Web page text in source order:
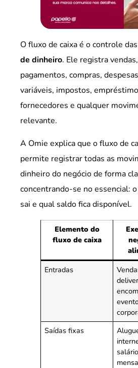
O fluxo de caixa é o controle das
de dinheiro. Ele registra
pagamentos, compras,
variáveis, impostos,
fornecedores e qualquer
relevante.
A Omie explica que o fluxo de
permite registrar todas as
dinheiro do negócio de forma
concentrando-se no essencial:
sai e qual saldo fica disponível.
Elemento do
fluxo de caixa
Entradas
Saídas fixas